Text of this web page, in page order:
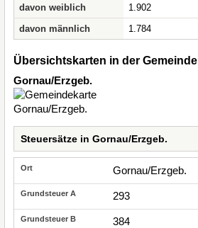
davon weiblich
1.902
davon männlich
1.784
Übersichtskarten in der Gemeinde
Gornau/Erzgeb.
Steuersätze in Gornau/Erzgeb.
Gornau/Erzgeb.
293
384